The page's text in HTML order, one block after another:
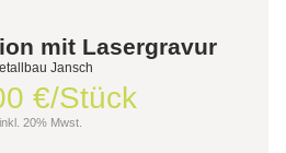
mit Lasergravur
Jansch
€/Stück
inkl. 20% Mwst.